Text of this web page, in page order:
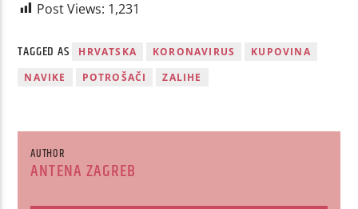
Post Views: 1,231
TAGGED AS HRVATSKA KORONAVIRUS
KUPOVINA
NAVIKE
POTROŠAČI ZALIHE
AUTHOR
ANTENA ZAGREB